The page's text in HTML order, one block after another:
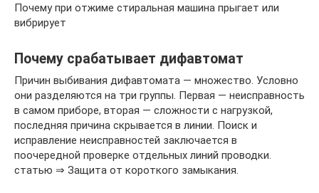
Почему при отжиме стиральная машина прыгает или
вибрирует
Почему срабатывает дифавтомат
Причин выбивания дифавтомата — множество. Условно
они разделяются на три группы. Первая — неисправность
в самом приборе, вторая — сложности с нагрузкой,
последняя причина скрывается в линии. Поиск и
исправление неисправностей заключается в
поочередной проверке отдельных линий проводки.
статью ⇒ Защита от короткого замыкания.